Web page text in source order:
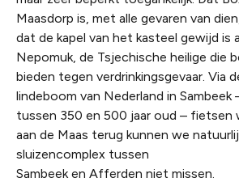
Maasdorp is, met alle gevaren van
dat de kapel van het kasteel gewijd is
Nepomuk, de Tsjechische heilige die
bieden tegen verdrinkingsgevaar. Via
lindeboom van Nederland in Sambeek
tussen 350 en 500 jaar oud – fietsen
aan de Maas terug kunnen we
sluizencomplex tussen
Sambeek en Afferden niet missen.